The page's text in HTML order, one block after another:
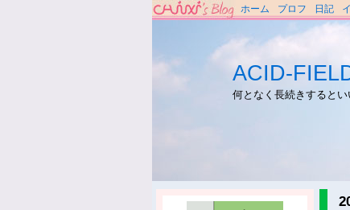
ホーム プロフ 日記
ACID-
何となく長続きするとい